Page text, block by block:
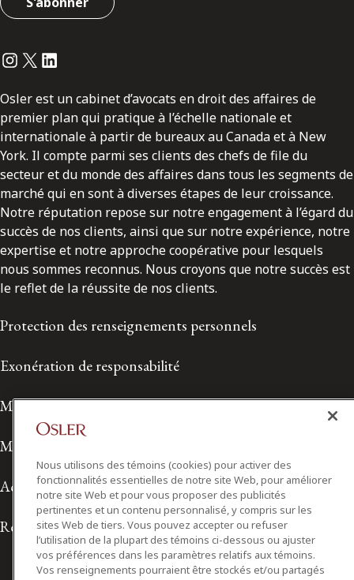
Instagram
Twitter
LinkedIn
Osler est un cabinet d’avocats en droit des affaires de
premier plan qui pratique à l’échelle nationale et
internationale à partir de bureaux au Canada et à New
York. Il compte parmi ses clients des chefs de file du
secteur et du monde des affaires dans tous les segments de
marché qui en sont à diverses étapes de leur croissance.
Notre réputation repose sur notre engagement à l’égard du
succès de nos clients, ainsi que sur notre expérience, notre
expertise et notre approche coopérative pour lesquels
nous sommes reconnus. Nous croyons que notre succès est
le reflet de la réussite de nos clients.
Protection des renseignements personnels
Exonération de responsabilité
Modalités de prestation de services
Modalités d'utilisation
Accessibilité
Relations avec les médias
Nous utilisons des témoins (cookies) pour activer des
fonctionnalités essentielles de notre site Web, pour améliorer
notre site Web et pour vous proposer des publicités
pertinentes et un contenu personnalisé, y compris sur les
sites Web de tiers. Vous pouvez accepter ou refuser
l’utilisation de la plupart des témoins ci-dessous ou ajuster
vos préférences dans les paramètres relatifs aux témoins.
Vos renseignements pourraient être stockés et/ou partagés